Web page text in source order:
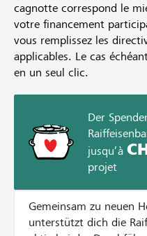
cagnotte correspond le
votre financement
vous remplissez les
applicables. Le cas
en un seul clic.
Der
jusqu’à
projet
Gemeinsam zu neuen
unterstützt dich die